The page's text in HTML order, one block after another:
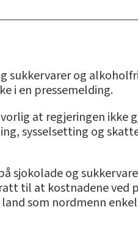
sukkervarer og
i en pressemelding.
at regjeringen ikke
sysselsetting og
sjokolade og
til at kostnadene ved
som nordmenn